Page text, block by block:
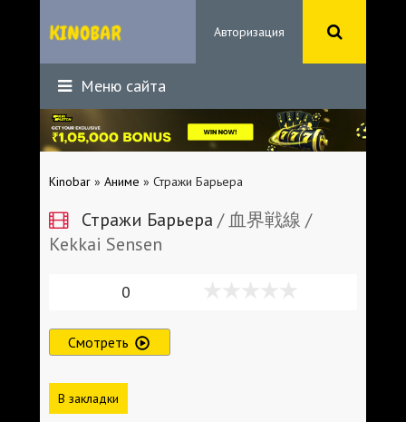
Авторизация
Меню сайта
Kinobar » Аниме » Стражи Барьера
Стражи Барьера / 血界戦線 /
Kekkai Sensen
0
Смотреть
В закладки